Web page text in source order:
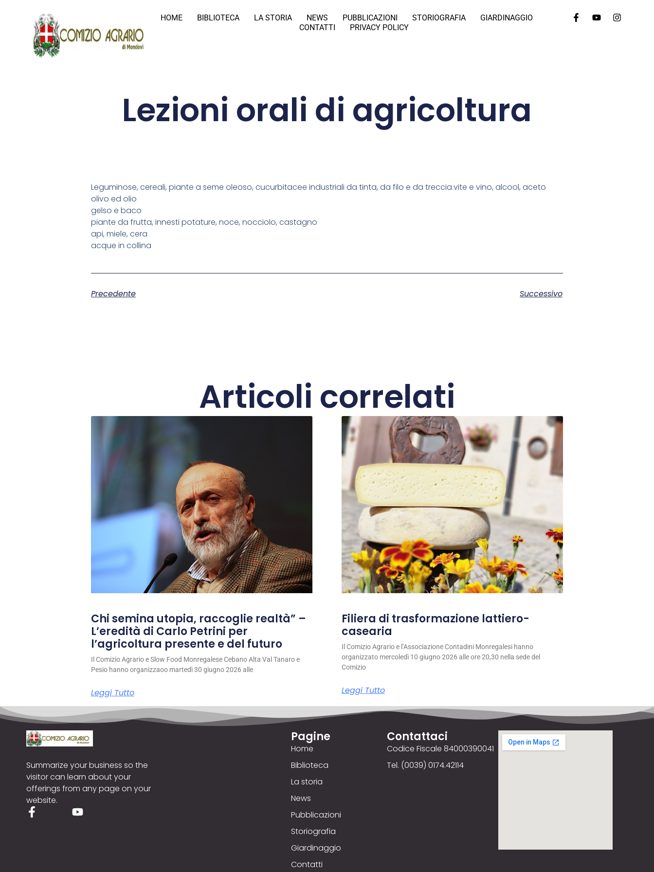
HOME BIBLIOTECA LA STORIA NEWS PUBBLICAZIONI STORIOGRAFIA
GIARDINAGGIO
CONTATTI
PRIVACY POLICY
Lezioni orali di agricoltura
Leguminose, cereali, piante a seme oleoso, cucurbitacee industriali da tinta, da filo e da treccia.vite e vino, alcool, aceto
olivo ed olio
gelso e baco
piante da frutta, innesti potature, noce, nocciolo, castagno
api, miele, cera
acque in collina
Precedente Successivo
Articoli correlati
Chi semina utopia, raccoglie realtà” –
L’eredità di Carlo Petrini per
l’agricoltura presente e del futuro
Il Comizio Agrario e Slow Food Monregalese Cebano Alta Val Tanaro e
Pesio hanno organizzaoo martedì 30 giugno 2026 alle
Leggi Tutto
Filiera di trasformazione lattiero-
casearia
Il Comizio Agrario e l’Associazione Contadini Monregalesi hanno
organizzato mercoledì 10 giugno 2026 alle ore 20,30 nella sede del
Comizio
Leggi Tutto
Summarize your business so the
visitor can learn about your
offerings from any page on your
website.
Pagine
Home
Biblioteca
La storia
News
Pubblicazioni
Storiografia
Giardinaggio
Contatti
Contattaci
Codice Fiscale 84000390041
Tel. (0039) 0174.42114